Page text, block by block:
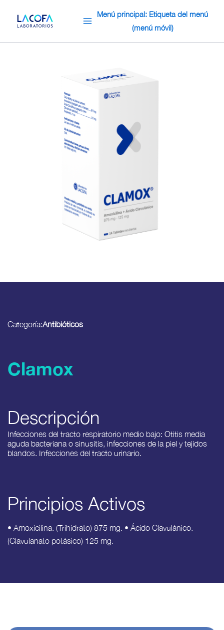
al
Menú principal: Etiqueta del menú
(menú móvil)
Categoría:Antibióticos
Clamox
Descripción
Infecciones del tracto respiratorio medio bajo: Otitis media
aguda bacteriana o sinusitis, infecciones de la piel y tejidos
blandos. Infecciones del tracto urinario.
Principios Activos
• Amoxicilina. (Trihidrato) 875 mg. • Ácido Clavulánico.
(Clavulanato potásico) 125 mg.